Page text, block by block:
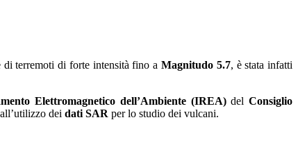
terremoti di forte intensità fino a Magnitudo 5.7, è stata infatti
Elettromagnetico dell’Ambiente (IREA)del Consiglio
dei dati SAR per lo studio dei vulcani.